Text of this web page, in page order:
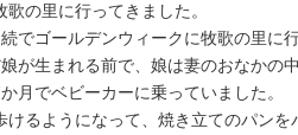
歌の里に行ってきました。
でゴールデンウィークに牧歌の里に
が生まれる前で、娘は妻のおなかの
月でベビーカーに乗っていました。
けるようになって、焼き立てのパン